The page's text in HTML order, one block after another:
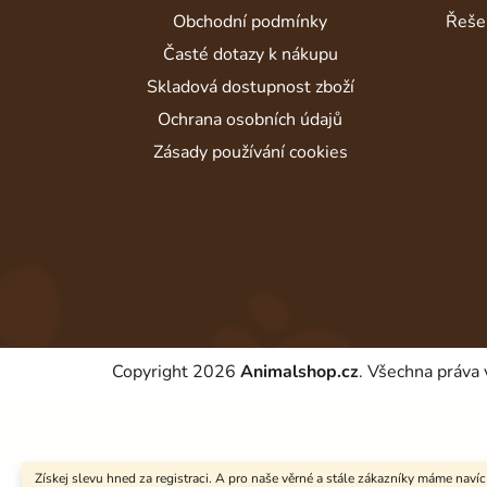
Získej slevu hned za registraci. A pro naše věrné a stále zákazníky máme navíc
Obchodní podmínky
Časté dotazy k nákupu
Skladová dostupnost zboží
Ochrana osobních údajů
Zásady používání cookies
Copyright 2026 Animalshop.cz. Všechna práva